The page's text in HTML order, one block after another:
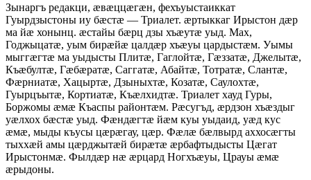
Зынаргъ редакци, ӕвӕццӕгӕн, фехъуыстаиккат
Гуырдзыстоны иу бӕстӕ — Триалет. ӕртыккаг Ирыстон дӕр
ма йӕ хонынц. ӕстайы бӕрц дзы хъӕутӕ уыд. Мах,
Годжыцатӕ, уым бирӕйӕ цалдӕр хъӕуы цардыстӕм. Уымы
мыггӕгтӕ ма уыдысты Плитӕ, Гаглойтӕ, Гӕззатӕ, Джелытӕ,
Къӕбултӕ, Гӕбӕратӕ, Саггатӕ, Абайтӕ, Тотратӕ, Слантӕ,
Фӕрниатӕ, Хацыртӕ, Дзыныхтӕ, Козатӕ, Саулохтӕ,
Гуырцъытӕ, Кортиатӕ, Къӕлхидтӕ. Триалет хауд Гуры,
Боржомы ӕмӕ Къаспы районтӕм. Рӕсугъд, ӕрдзон хъӕздыг
уӕлхох бӕстӕ уыд. Фӕндӕгтӕ йӕм куы уыдаид, уӕд кус
ӕмӕ, мыды къусы цӕрӕгау, цӕр. Фӕлӕ бӕлвырд аххосӕгты
тыххӕй амы цӕрджытӕй бирӕтӕ ӕрбафтыдысты Цӕгат
Ирыстонмӕ. Фылдӕр нӕ ӕрцард Ногхъӕуы, Црауы ӕмӕ
ӕрыдоны.